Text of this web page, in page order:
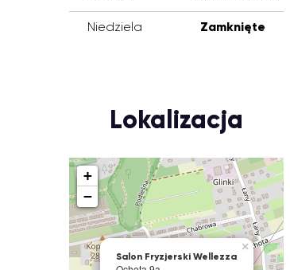
Niedziela Zamknięte
Lokalizacja
Salon Fryzjerski Wellezza
×
+
−